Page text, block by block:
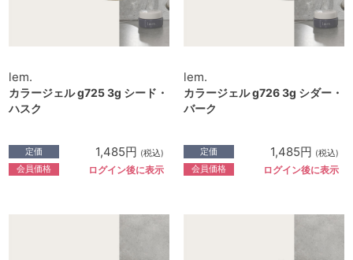
lem.
カラージェル g725 3g シード・
ハスク
定価 1,485円 (税込)
会員価格 ログイン後に表示
lem.
カラージェル g726 3g シダー・
バーク
定価 1,485円 (税込)
会員価格 ログイン後に表示